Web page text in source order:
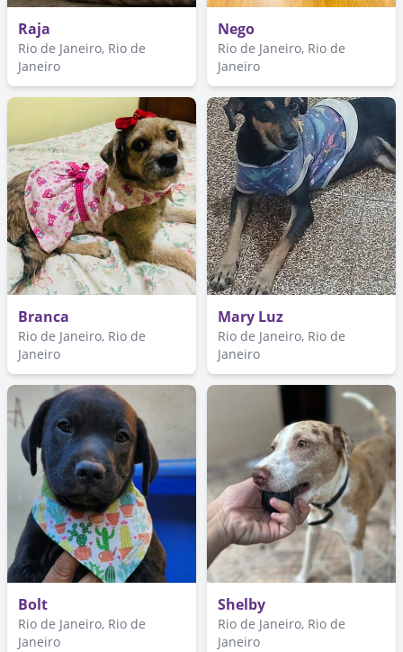
Raja
Rio de Janeiro, Rio de
Janeiro
Nego
Rio de Janeiro, Rio de
Janeiro
Branca
Rio de Janeiro, Rio de
Janeiro
Mary Luz
Rio de Janeiro, Rio de
Janeiro
Bolt
Rio de Janeiro, Rio de
Janeiro
Shelby
Rio de Janeiro, Rio de
Janeiro